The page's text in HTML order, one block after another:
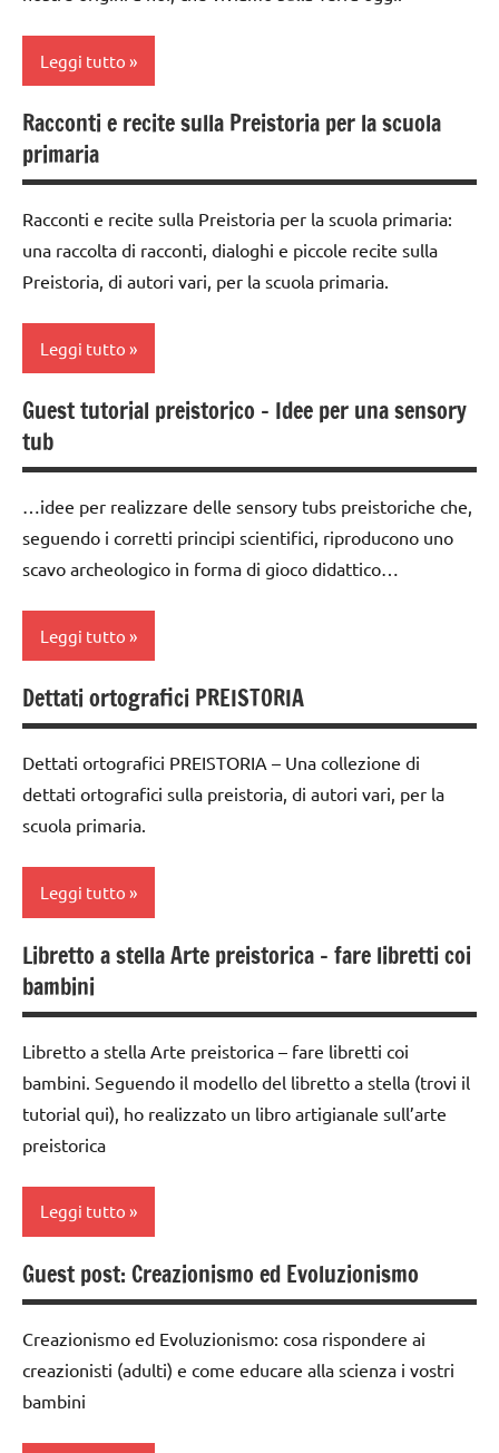
STORIA
TUTTI GLI
PER ETA'
Leggi tutto
dai
6
anni
EDUCAZIONE
COSMICA
GUIDA
DIDATTICA
MONTESSORI
del
passato
Preistoria
LINGUAGGIO
storia
racconti
STORIA
TUTTI GLI
ARGOMENTI
PER ETA'
TUTTI GLI
ARTICOLI
Racconti e recite sulla Preistoria per la scuola
primaria
Racconti e recite sulla Preistoria per la scuola primaria:
una raccolta di racconti, dialoghi e piccole recite sulla
Preistoria, di autori vari, per la scuola primaria.
Leggi tutto
classe
3a
Preistoria
LINGUAGGIO
recite
ARGOMENTI
PER ETA'
TUTTI GLI
ARTICOLI
Guest tutorial preistorico – Idee per una sensory
tub
…idee per realizzare delle sensory tubs preistoriche che,
seguendo i corretti principi scientifici, riproducono uno
scavo archeologico in forma di gioco didattico…
Leggi tutto
classe
3a
dai
3 ai
6
GIOCHI
MONTESSORI
GUIDA
DIDATTICA
MONTESSORI
la
Preistoria
da
gioco
e play
dough
sensory
tubs
STORIA
SENSORIALE
Dettati ortografici PREISTORIA
Dettati ortografici PREISTORIA – Una collezione di
dettati ortografici sulla preistoria, di autori vari, per la
scuola primaria.
Leggi tutto
classe
3a
/ storia
ortografici
LINGUAGGIO
TUTTI GLI
ARGOMENTI
PER ETA'
TUTTI GLI
ARTICOLI
Libretto a stella Arte preistorica – fare libretti coi
bambini
Libretto a stella Arte preistorica – fare libretti coi
bambini. Seguendo il modello del libretto a stella (trovi il
tutorial qui), ho realizzato un libro artigianale sull’arte
preistorica
Leggi tutto
ARTE
IMMAGINE
carta
classe
Guest post: Creazionismo ed Evoluzionismo
Creazionismo ed Evoluzionismo: cosa rispondere ai
creazionisti (adulti) e come educare alla scienza i vostri
bambini